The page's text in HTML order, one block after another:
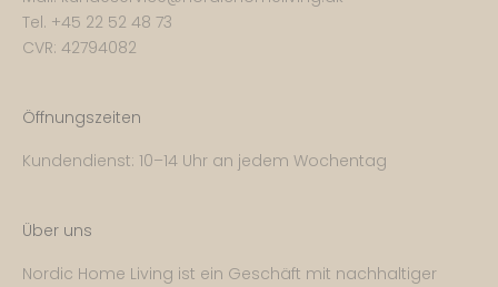
Tel. +45 22 52 48 73
CVR: 42794082
Öffnungszeiten
Kundendienst: 10–14 Uhr an jedem Wochentag
Über uns
Nordic Home Living ist ein Geschäft mit nachhaltiger